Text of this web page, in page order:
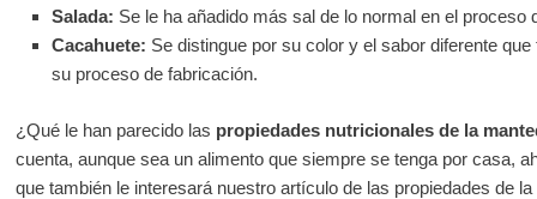
Salada: Se le ha añadido más sal de lo normal en el proceso
Cacahuete: Se distingue por su color y el sabor diferente
su proceso de fabricación.
¿Qué le han parecido las propiedades nutricionales de la
cuenta, aunque sea un alimento que siempre se tenga por casa,
que también le interesará nuestro artículo de las propiedades de